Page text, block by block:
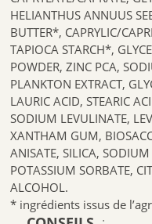
HELIANTHUS ANNUUS
BUTTER*, CAPRYLIC/
TAPIOCA STARCH*,
POWDER, ZINC PCA,
PLANKTON EXTRACT,
LAURIC ACID, STEARIC
SODIUM LEVULINATE,
XANTHAM GUM,
ANISATE, SILICA,
POTASSIUM SORBATE,
ALCOHOL.
* ingrédients issus de